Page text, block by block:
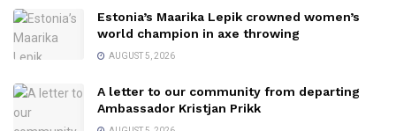
Estonia’s Maarika Lepik crowned women’s
world champion in axe throwing
AUGUST 5, 2026
A letter to our community from departing
Ambassador Kristjan Prikk